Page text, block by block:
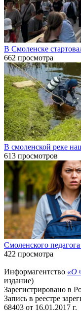
В Смоленске
662 просмотра
В смоленской реке
613 просмотров
Смоленского
422 просмотра
Информагентство «О
издание)
Зарегистрировано в
Запись в реестре
68403 от 16.01.2017 г.